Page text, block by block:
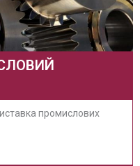
промислових